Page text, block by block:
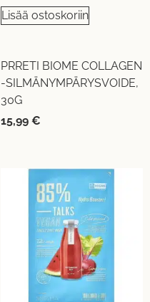
Lisää ostoskoriin
PRRETI BIOME COLLAGEN
-SILMÄNYMPÄRYSVOIDE,
30G
15,99 €